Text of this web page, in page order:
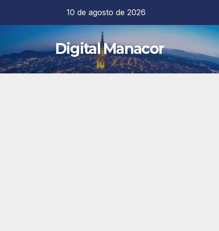
contenido
10 de agosto de 2026
Digital Manacor